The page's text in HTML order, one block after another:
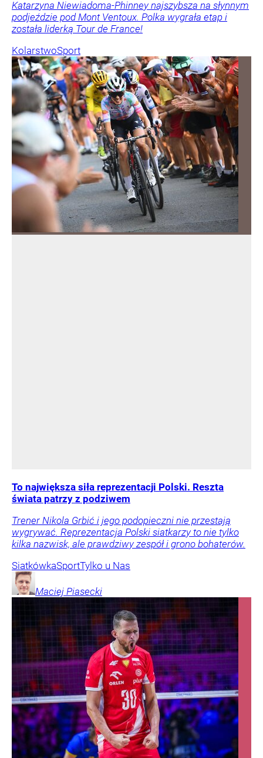
Katarzyna Niewiadoma-Phinney najszybsza na słynnym
podjeździe pod Mont Ventoux. Polka wygrała etap i
została liderką Tour de France!
KolarstwoSport
To największa siła reprezentacji Polski. Reszta
świata patrzy z podziwem
Trener Nikola Grbić i jego podopieczni nie przestają
wygrywać. Reprezentacja Polski siatkarzy to nie tylko
kilka nazwisk, ale prawdziwy zespół i grono bohaterów.
SiatkówkaSportTylko u Nas
Maciej Piasecki